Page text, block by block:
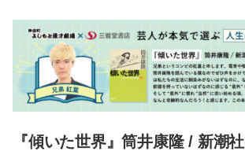
『傾いた世界』筒井康隆 / 新潮社